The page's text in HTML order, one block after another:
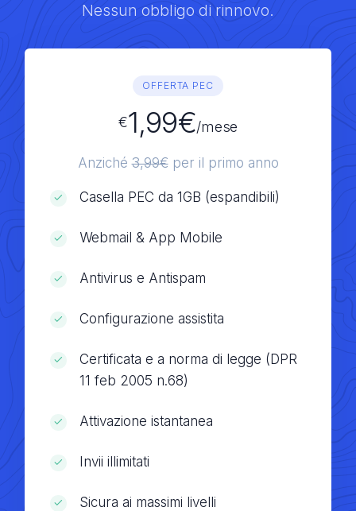
Nessun obbligo di rinnovo.
OFFERTA PEC
€1,99€/mese
Anziché3,99€per il primo anno
Casella PEC da 1GB (espandibili)
Webmail & App Mobile
Antivirus e Antispam
Configurazione assistita
Certificata e a norma di legge (DPR
11 feb 2005 n.68)
Attivazione istantanea
Invii illimitati
Sicura ai massimi livelli